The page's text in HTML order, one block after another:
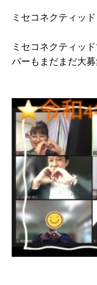
ミセコネクティッ
ミセコネクティッ
バーもまだまだ大募